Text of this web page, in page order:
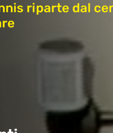
riparte dal